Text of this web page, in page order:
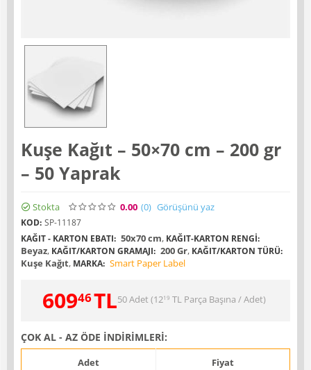
Kuşe Kağıt – 50×70 cm – 200 gr
– 50 Yaprak
Stokta 0.00 (0) Görüşünü yaz
KOD: SP-11187
KAĞIT - KARTON EBATI: 50x70 cm, KAĞIT-KARTON RENGI:
Beyaz, KAĞIT/KARTON GRAMAJI: 200 Gr, KAĞIT/KARTON TÜRÜ:
Kuşe Kağıt, MARKA: Smart Paper Label
60946TL50 Adet (1219 TLParça Başına / Adet)
ÇOK AL - AZ ÖDE İNDİRİMLERİ:
Adet
Fiyat